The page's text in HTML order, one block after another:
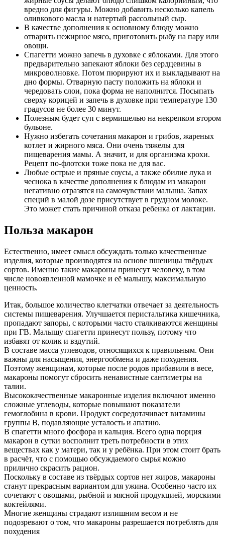
вредно для фигуры. Можно добавить несколько капель
оливкового масла и натертый рассольный сыр.
В качестве дополнения к основному блюду можно
отварить нежирное мясо, приготовить рыбу на пару или
овощи.
Спагетти можно запечь в духовке с яблоками. Для этого
предварительно запекают яблоки без сердцевины в
микроволновке. Потом пюрируют их и выкладывают на
дно формы. Отварную пасту положить на яблоки и
чередовать слои, пока форма не наполнится. Посыпать
сверху корицей и запечь в духовке при температуре 130
градусов не более 30 минут.
Полезным будет суп с вермишелью на некрепком втором
бульоне.
Нужно избегать сочетания макарон и грибов, жареных
котлет и жирного мяса. Они очень тяжелы для
пищеварения мамы. А значит, и для организма крохи.
Рецепт по-флотски тоже пока не для вас.
Любые острые и пряные соусы, а также обилие лука и
чеснока в качестве дополнения к блюдам из макарон
негативно отразятся на самочувствии малыша. Запах
специй в малой дозе присутствует в грудном молоке.
Это может стать причиной отказа ребенка от лактации.
Польза макарон
Естественно, имеет смысл обсуждать только качественные
изделия, которые производятся на основе пшеницы твёрдых
сортов. Именно такие макароны принесут человеку, в том
числе новоявленной мамочке и её малышу, максимальную
ценность.
Итак, большое количество клетчатки отвечает за деятельность
системы пищеварения. Улучшается перистальтика кишечника,
пропадают запоры, с которыми часто сталкиваются женщины
при ГВ. Малышу спагетти принесут пользу, потому что
избавят от колик и вздутий.
В составе масса углеводов, относящихся к правильным. Они
важны для насыщения, энергообмена и даже похудения.
Поэтому женщинам, которые после родов прибавили в весе,
макароны помогут сбросить ненавистные сантиметры на
талии.
Высококачественные макаронные изделия включают именно
сложные углеводы, которые повышают показатели
гемоглобина в крови. Продукт сосредотачивает витамины
группы В, подавляющие усталость и апатию.
В спагетти много фосфора и кальция. Всего одна порция
макарон в сутки восполнит треть потребности в этих
веществах как у матери, так и у ребёнка. При этом стоит брать
в расчёт, что с помощью обсуждаемого сырья можно
прилично скрасить рацион.
Поскольку в составе из твёрдых сортов нет жиров, макароны
станут прекрасным вариантом для ужина. Особенно часто их
сочетают с овощами, рыбной и мясной продукцией, морскими
коктейлями.
Многие женщины страдают излишним весом и не
подозревают о том, что макароны разрешается потреблять для
похудения